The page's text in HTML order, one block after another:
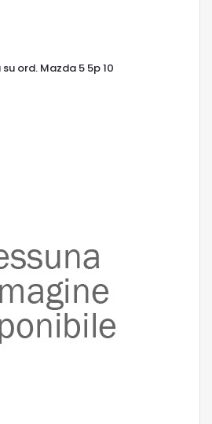
ord. Mazda 5 5p 10